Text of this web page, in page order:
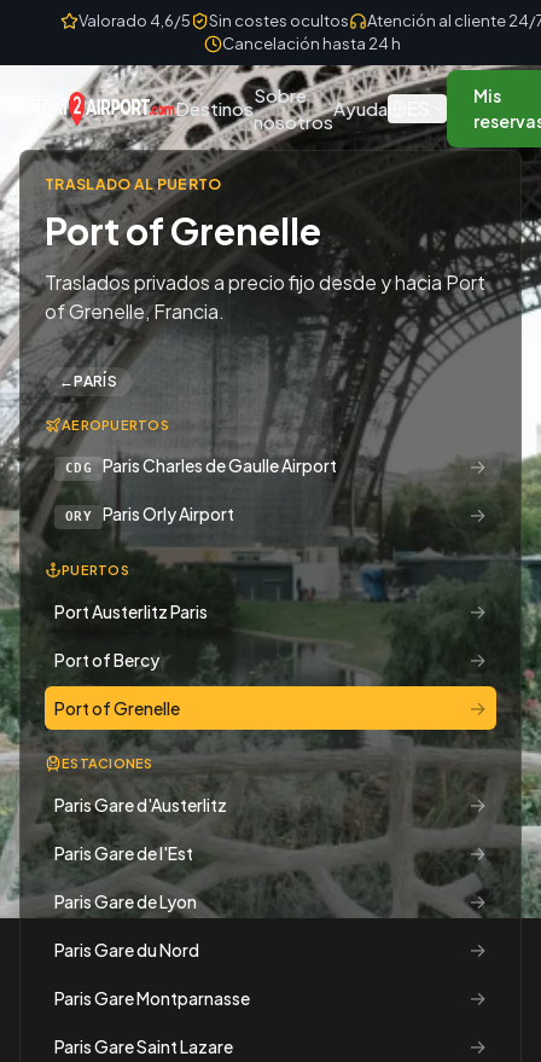
Skip to contentValorado 4,6/5 Sin costes ocultos
Atención al cliente 24/
Cancelación hasta 24 h
Destinos
Sobre
nosotros
Ayuda
Mis
TRASLADO AL PUERTO
Port of Grenelle
Traslados privados a precio fijo desde y hacia Port
of Grenelle, Francia.
←PARÍS
AEROPUERTOS
CDG Paris Charles de Gaulle Airport →
ORY Paris Orly Airport →
PUERTOS
Port Austerlitz Paris →
Port of Bercy →
Port of Grenelle →
ESTACIONES
Paris Gare d'Austerlitz →
Paris Gare de l'Est →
Paris Gare de Lyon →
Paris Gare du Nord →
Paris Gare Montparnasse →
Paris Gare Saint Lazare →